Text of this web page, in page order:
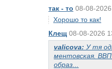
так - то 08-08-
Хорошо то как!
Клещ 08-08-2026
valicova: У тя
ментовская.
образ...